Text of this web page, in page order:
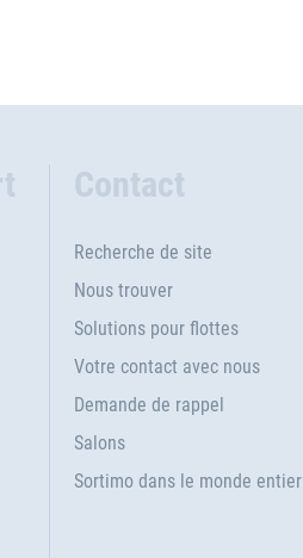
Contact
Recherche de site
Nous trouver
Solutions pour flottes
Votre contact avec nous
Demande de rappel
Salons
Sortimo dans le monde entier